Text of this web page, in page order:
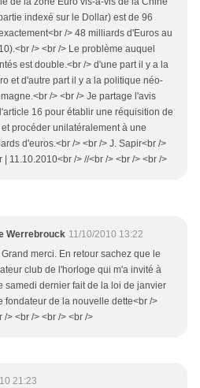
indexé sur le Dollar) est de 96
/> 48 milliards d'Euros au
/> <br /> Le problème auquel
est double.<br /> d'une part il y a la
et d'autre part il y a la politique néo-
/> <br /> Je partage l'avis
16 pour établir une réquisition de
procéder unilatéralement à une
d'euros.<br /> <br /> J. Sapir<br />
| 11.10.2010<br /> //<br /> <br /> <br />
Werrebrouck 11/10/2010 13:22
merci. En retour sachez que le
club de l'horloge qui m'a invité à
samedi dernier fait de la loi de janvier
fondateur de la nouvelle dette<br />
/> <br /> <br /> <br />
21:23